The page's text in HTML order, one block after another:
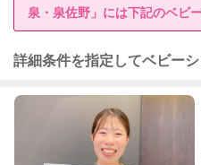
泉・泉佐野」には下記のベビ
詳細条件を指定してベビー